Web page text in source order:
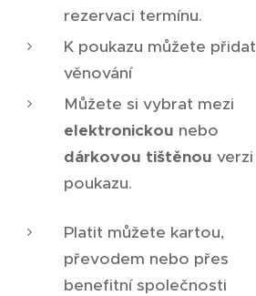
rezervaci termínu.
K poukazu můžete přidat
věnování
Můžete si vybrat mezi
elektronickou nebo
dárkovou tištěnou verzi
poukazu.
Platit můžete kartou,
převodem nebo přes
benefitní společnosti